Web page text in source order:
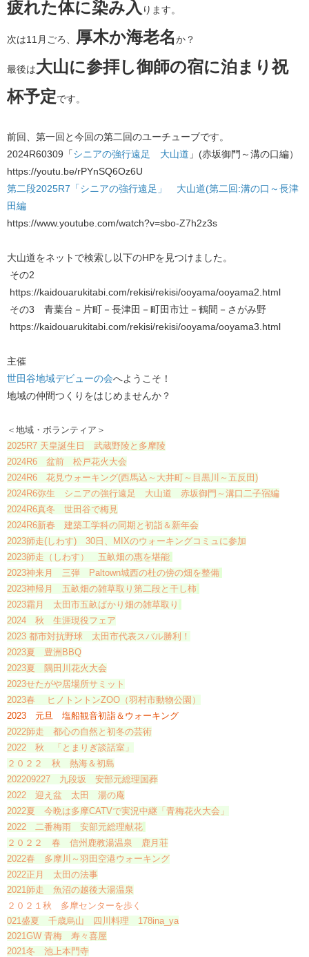
疲れた体に染み入 ります。
​次は11月ごろ、 厚木か海老名か？
最後は大山に参拝し御師の宿に泊まり祝
杯予定です。
前回、第一回と今回の第二回のユーチューブです。
2024R60309「​シニアの強行遠足 大山道 」(赤坂御門～溝の口編）
​https://youtu.be/rPYnSQ6Oz6U
第二段2025R7「シニアの強行遠足」 大山道(第二回:溝の口～長津
田編
https://www.youtube.com/watch?v=sbo-Z7h2z3s
大山道をネットで検索し以下のHPを見つけました。
その2
https://kaidouarukitabi.com/rekisi/rekisi/ooyama/ooyama2.html
その3 青葉台－片町－長津田－町田市辻－鶴間－さがみ野
https://kaidouarukitabi.com/rekisi/rekisi/ooyama/ooyama3.html
主催
世田谷地域デビューの会​へようこそ！
地域の仲間つくりをはじめませんか？
＜地域・ボランティア＞
2025R7 天皇誕生日 武蔵野陵と多摩陵
2024R6 盆前 松戸花火大会
2024R6 花見ウォーキング(西馬込～大井町～目黒川～五反田)
2024R6弥生 シニアの強行遠足 大山道 赤坂御門～溝口二子宿編
2024R6真冬 世田谷で梅見
2024R6新春 建築工学科の同期と初詣＆新年会
2023師走(しわす) 30日、MIXのウォーキングコミュに参加
2023師走（しわす） 五畝畑の惠を堪能
2023神来月 三弾 Paltown城西の杜の傍の畑を整備
2023神帰月 五畝畑の雑草取り第二段と干し柿
2023霜月 太田市五畝ばかり畑の雑草取り
2024 秋 生涯現役フェア
2023 都市対抗野球 太田市代表スバル勝利！
2023夏 豊洲BBQ
2023夏 隅田川花火大会
2023せたがや居場所サミット
2023春 ヒノトントンZOO（羽村市動物公園）
2023 元旦 塩船観音初詣＆ウォーキング
2022師走 都心の自然と初冬の芸術
2022 秋 「とまりぎ談話室」
２０２２ 秋 熱海＆初島
202209227 九段坂 安部元総理国葬
2022 迎え盆 太田 湯の庵
2022夏 今晩は多摩CATVで実況中継「青梅花火大会」
2022 二番梅雨 安部元総理献花
２０２２ 春 信州鹿教湯温泉 鹿月荘
2022春 多摩川～羽田空港ウォーキング
2022正月 太田の法事
2021師走 魚沼の越後大湯温泉
２０２１秋 多摩センターを歩く
021盛夏 千歳烏山 四川料理 178ina_ya
2021GW 青梅 寿々喜屋
2021冬 池上本門寺